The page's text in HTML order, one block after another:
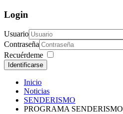
Login
Usuario
Contraseña
Recuérdeme
Identificarse
Inicio
Noticias
SENDERISMO
PROGRAMA